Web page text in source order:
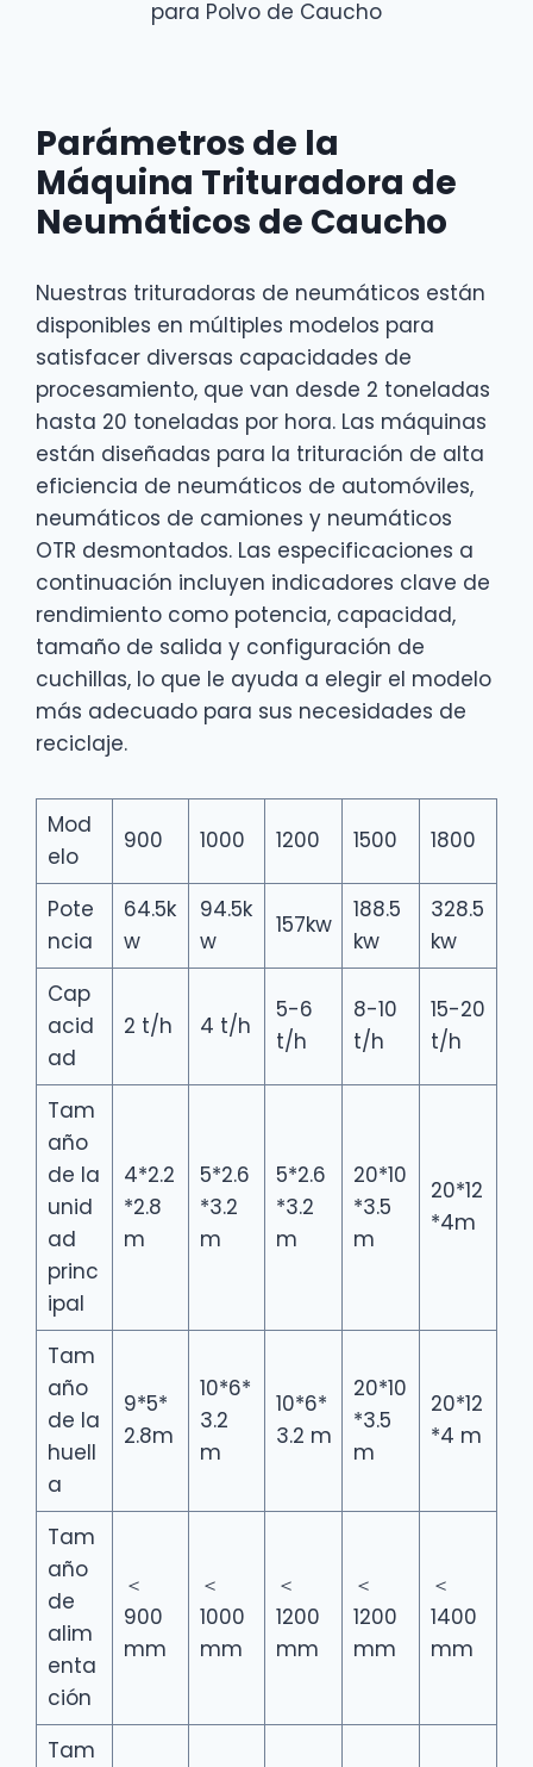
para Polvo de Caucho
Parámetros de la
Máquina Trituradora de
Neumáticos de Caucho
Nuestras trituradoras de neumáticos están
disponibles en múltiples modelos para
satisfacer diversas capacidades de
procesamiento, que van desde 2 toneladas
hasta 20 toneladas por hora. Las máquinas
están diseñadas para la trituración de alta
eficiencia de neumáticos de automóviles,
neumáticos de camiones y neumáticos
OTR desmontados. Las especificaciones a
continuación incluyen indicadores clave de
rendimiento como potencia, capacidad,
tamaño de salida y configuración de
cuchillas, lo que le ayuda a elegir el modelo
más adecuado para sus necesidades de
reciclaje.
Mod
elo
900 1000 1200 1500 1800
Pote
ncia
64.5k
w
94.5k
w
157kw
188.5
kw
328.5
kw
Cap
acid
ad
2 t/h 4 t/h
5-6
t/h
8-10
t/h
15-20
t/h
Tam
año
de la
unid
ad
princ
ipal
4*2.2
*2.8
m
5*2.6
*3.2
m
5*2.6
*3.2
m
20*10
*3.5
m
20*12
*4m
Tam
año
de la
huell
a
9*5*
2.8m
10*6*
3.2
m
10*6*
3.2 m
20*10
*3.5
m
20*12
*4 m
Tam
año
de
alim
enta
ción
＜
900
mm
＜
1000
mm
＜
1200
mm
＜
1200
mm
＜
1400
mm
Tam